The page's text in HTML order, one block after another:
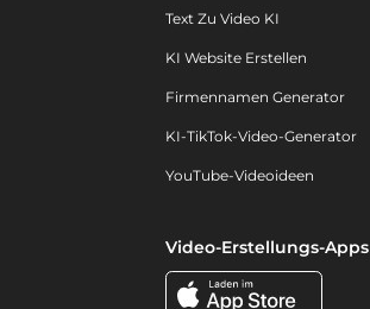
Text Zu Video KI
KI Website Erstellen
Firmennamen Generator
KI-TikTok-Video-Generator
YouTube-Videoideen
Video-Erstellungs-Apps